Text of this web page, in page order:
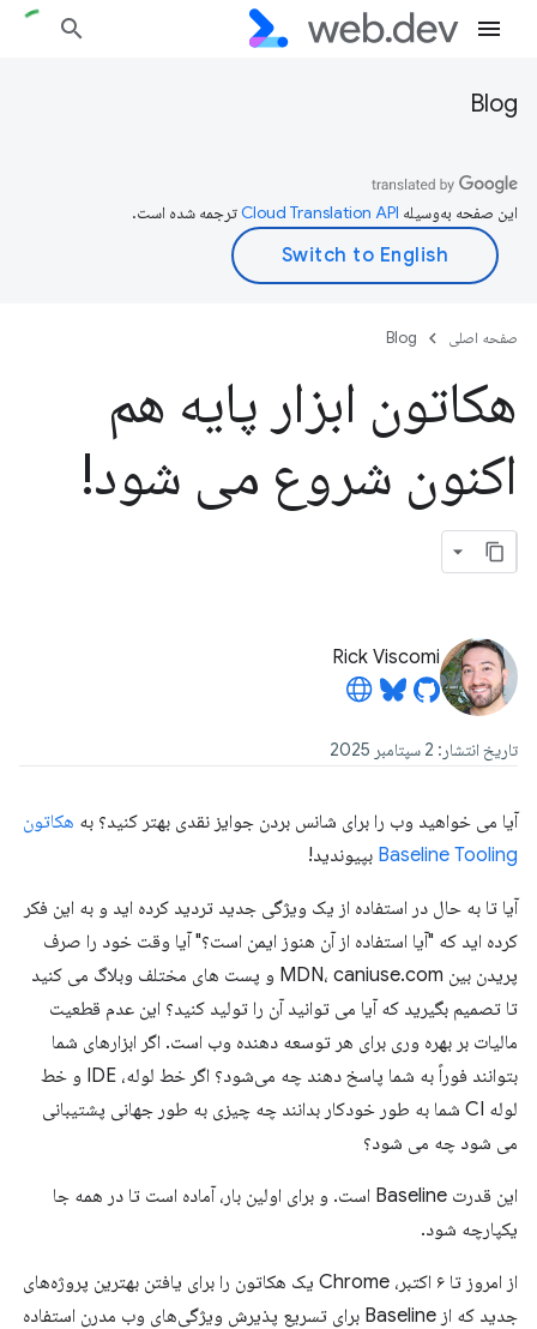
Blog
این صفحه به‌وسیله ترجمه شده است.
صفحه اصلی Blog
هکاتون ابزار پایه هم
اکنون شروع می شود!
Rick Viscomi
تاریخ انتشار: 2 سپتامبر 2025
آیا می خواهید وب را برای شانس بردن جوایز نقدی بهتر کنید؟ به هکاتون
Baseline Tooling بپیوندید!
آیا تا به حال در استفاده از یک ویژگی جدید تردید کرده اید و به این فکر
کرده اید که "آیا استفاده از آن هنوز ایمن است؟" آیا وقت خود را صرف
پریدن بین MDN، caniuse.com و پست های مختلف وبلاگ می کنید
تا تصمیم بگیرید که آیا می توانید آن را تولید کنید؟ این عدم قطعیت
مالیات بر بهره وری برای هر توسعه دهنده وب است. اگر ابزارهای شما
بتوانند فوراً به شما پاسخ دهند چه می‌شود؟ اگر خط لوله، IDE و خط
لوله CI شما به طور خودکار بدانند چه چیزی به طور جهانی پشتیبانی
می شود چه می شود؟
این قدرت Baseline است. و برای اولین بار، آماده است تا در همه جا
یکپارچه شود.
از امروز تا ۶ اکتبر، Chrome یک هکاتون را برای یافتن بهترین پروژه‌های
جدید که از Baseline برای تسریع پذیرش ویژگی‌های وب مدرن استفاده